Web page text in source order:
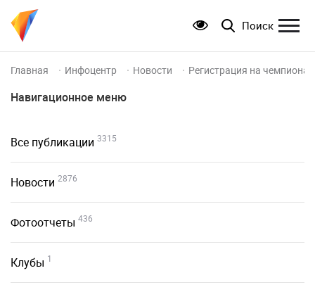
Поиск
Главная Инфоцентр Новости Регистрация на
Навигационное меню
Все публикации 3315
Новости 2876
Фотоотчеты 436
Клубы 1